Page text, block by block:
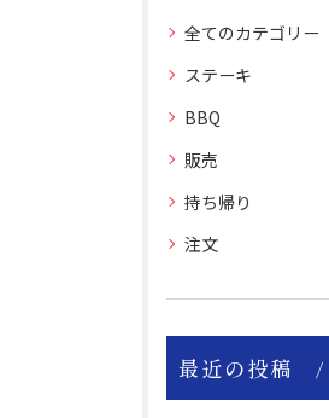
全てのカテゴリー
ステーキ
BBQ
販売
持ち帰り
注文
最近の投稿